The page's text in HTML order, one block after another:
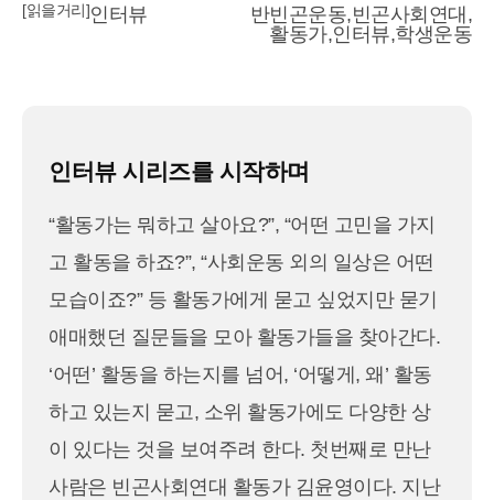
[읽을거리]인터뷰 반빈곤운동,빈곤사회연대 ,
활동가,인터뷰,학생운동
인터뷰 시리즈를 시작하며
“활동가는 뭐하고 살아요?”, “어떤 고민을 가지
고 활동을 하죠?”, “사회운동 외의 일상은 어떤
모습이죠?” 등 활동가에게 묻고 싶었지만 묻기
애매했던 질문들을 모아 활동가들을 찾아간다.
‘어떤’ 활동을 하는지를 넘어, ‘어떻게, 왜’ 활동
하고 있는지 묻고, 소위 활동가에도 다양한 상
이 있다는 것을 보여주려 한다. 첫번째로 만난
사람은 빈곤사회연대 활동가 김윤영이다. 지난